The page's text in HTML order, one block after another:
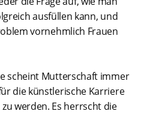
ausfüllen kann, und
vornehmlich Frauen
scheint Mutterschaft immer
die künstlerische Karriere
werden. Es herrscht die